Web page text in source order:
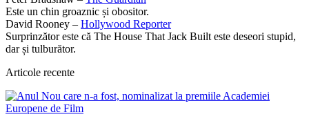
Este un chin groaznic și obositor.
David Rooney – Hollywood Reporter
Surprinzător este că The House That Jack Built este deseori stupid,
dar și tulburător.
Articole recente